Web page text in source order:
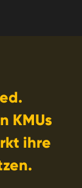
KMUs
ihre